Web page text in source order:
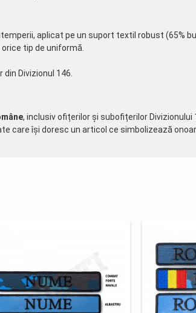
aplicat pe un suport textil robust (65%
tip de uniformă.
Divizionul 146.
, inclusiv ofițerilor și subofițerilor Divizionului
care își doresc un articol ce simbolizează